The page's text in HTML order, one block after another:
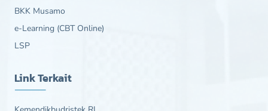
BKK Musamo
e-Learning (CBT Online)
LSP
Link Terkait